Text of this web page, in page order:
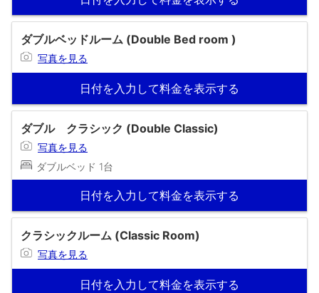
ダブルベッドルーム (Double Bed room )
写真を見る
日付を入力して料金を表示する
ダブル クラシック (Double Classic)
写真を見る
ダブルベッド 1台
日付を入力して料金を表示する
クラシックルーム (Classic Room)
写真を見る
日付を入力して料金を表示する